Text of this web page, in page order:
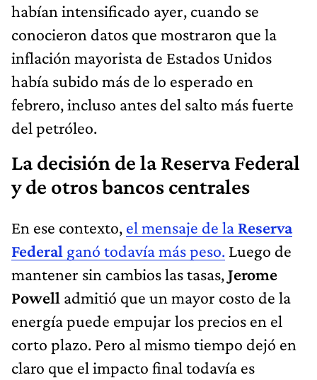
habían intensificado ayer, cuando se
conocieron datos que mostraron que la
inflación mayorista de Estados Unidos
había subido más de lo esperado en
febrero, incluso antes del salto más fuerte
del petróleo.
La decisión de la Reserva Federal
y de otros bancos centrales
En ese contexto, el mensaje de la Reserva
Federal ganó todavía más peso. Luego de
mantener sin cambios las tasas,Jerome
Powell admitió que un mayor costo de la
energía puede empujar los precios en el
corto plazo. Pero al mismo tiempo dejó en
claro que el impacto final todavía es